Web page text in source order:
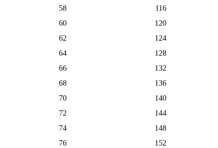
58
116
60
120
62
124
64
128
66
132
68
136
70
140
72
144
74
148
76
152